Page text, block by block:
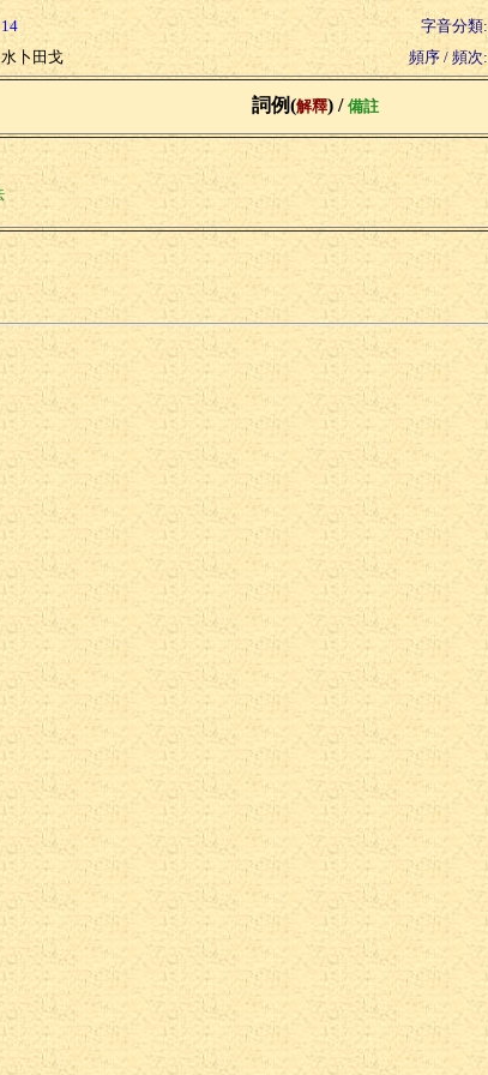
14 字音分類:
水卜田戈 頻序 / 頻次:
詞例(解釋) / 備註